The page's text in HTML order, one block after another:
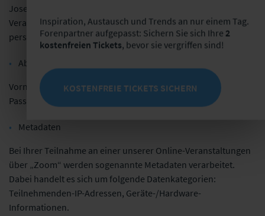
Jose, CA 95113.
Veranstaltungen über „Zoom“ werden die nachfolgenden
personenbezogenen Daten verarbeitet:
Abgaben zum Benutzer
Vorname, Nachname, Telefon (optional), E-Mail-Adresse,
Passwort, Profilbild (optional), Abteilung (optional).
Metadaten
Bei Ihrer Teilnahme an einer unserer Online-Veranstaltungen
über „Zoom“ werden sogenannte Metadaten verarbeitet.
Dabei handelt es sich um folgende Datenkategorien:
Teilnehmenden-IP-Adressen, Geräte-/Hardware-
Informationen.
Inspiration, Austausch und Trends an nur einem Tag.
Forenpartner aufgepasst: Sichern Sie sich Ihre 2
kostenfreien Tickets, bevor sie vergriffen sind!
KOSTENFREIE TICKETS SICHERN